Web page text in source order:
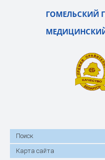
ГОМЕЛЬСКИЙ
Поиск
Карта сайта